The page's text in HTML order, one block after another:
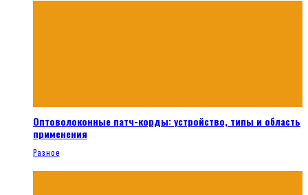
Оптоволоконные патч-корды: устройство, типы и область
применения
Разное